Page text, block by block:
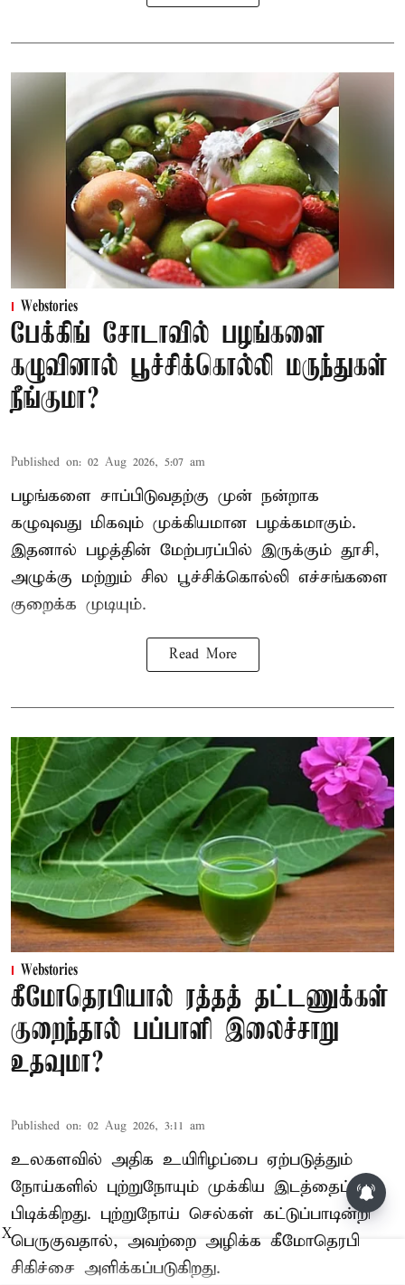
Webstories
பேக்கிங் சோடாவில் பழங்களை
கழுவினால் பூச்சிக்கொல்லி மருந்துகள்
நீங்குமா?
Published on: 02 Aug 2026, 5:07 am
பழங்களை சாப்பிடுவதற்கு முன் நன்றாக
கழுவுவது மிகவும் முக்கியமான பழக்கமாகும்.
இதனால் பழத்தின் மேற்பரப்பில் இருக்கும் தூசி,
அழுக்கு மற்றும் சில பூச்சிக்கொல்லி எச்சங்களை
குறைக்க முடியும்.
Read More
Webstories
கீமோதெரபியால் ரத்தத் தட்டணுக்கள்
குறைந்தால் பப்பாளி இலைச்சாறு
உதவுமா?
Published on: 02 Aug 2026, 3:11 am
உலகளவில் அதிக உயிரிழப்பை ஏற்படுத்தும்
நோய்களில் புற்றுநோயும் முக்கிய இடத்தைப்
பிடிக்கிறது. புற்றுநோய் செல்கள் கட்டுப்பாடின்றி
பெருகுவதால், அவற்றை அழிக்க கீமோதெரபி
சிகிச்சை அளிக்கப்படுகிறது.
X
திமுக முன்னாள் அமைச்சர்
பொன்முடிக்கு பிடிவாரண்ட்